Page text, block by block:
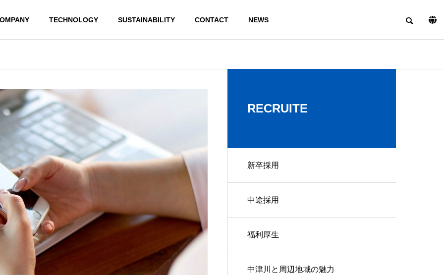
TECHNOLOGY SUSTAINABILITY CONTACT NEWS
BUSINESS LOCATION
INFORMSTION ON
FACILITIES
ADVANCED
TECHNOLO
GY
INTERGRAD
ED PRODUC
SYSTEM
PRODUCTIO
RECRUITE
新卒採用
中途採用
福利厚生
中津川と周辺地域の魅力